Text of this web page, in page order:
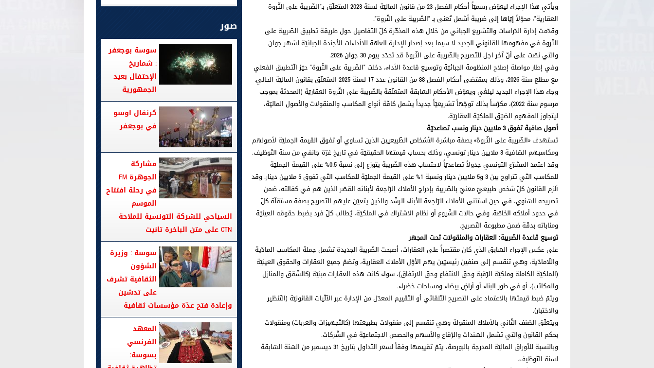
ويأتي هذا الإجراء ليعوّض رسميّاً أحكام الفصل 23 من قانون الماليّة لسنة 2023 المتعلّق بـ"الضّريبة على الثّروة
العقارية"، محوّلاً إيّاها إلى ضريبة أشمل تُعنى بـ "الضّريبة على الثّروة".
وقدّمت إدارة الدّراسات والتّشريع الجبائي من خلال هذه المذكّرة كلّ التّفاصيل حول طريقة تطبيق الضّريبة على
الثّروة في مفهومها القانوني الجديد لا سيما بعد إصدار الإدارة العامّة للاأداءات الأجندة الجبائيّة لشهر جوان
والتي نصّت على أنّ آخر اجل للتّصريح بالضّريبة على الثّروة قد تحدّد بيوم 30 جوان 2026.
وفي إطار مواصلة إصلاح المنظومة الجبائيّة وتوسيع قاعدة الأداء، دخلت "الضّريبة على الثّروة" حيّز الّتطبيق الفعلي
مع مطلع سنة 2026، وذلك بمقتضى أحكام الفصل 88 من القانون عدد 17 لسنة 2025 المتعلّق بقانون الماليّة الحالي.
وجاء هذا الإجراء الجديد ليلغي ويعوّض الأحكام السّابقة المتعلّقة بالضّريبة على الثّروة العقاريّة (المحدثة بموجب
مرسوم سنة 2022)، مكرّساً بذلك توجّهاً تشريعيّاً جديداً يشمل كافّة أنواع المكاسب والمنقولات والأصول الماليّة،
ليتجاوز المفهوم الضيّق للملكيّة العقاريّة.
أصول صافية تفوق 3 ملايين دينار ونسب تصاعديّة
تستهدف «الضّريبة على الثّروة» بصفة مباشرة الأشخاص الطّبيعيين الذين تساوي أو تفوق القيمة الجمليّة لأصولهم
ومكاسبهم الصّافية 3 ملايين دينار تونسي، وذلك بحساب قيمتها الحقيقيّة في تاريخ غرّة جانفي من سنة التّوظيف.
وقد اعتمد المشرّع التونسي جدولاً تصاعديّاً لاحتساب هذه الضّريبة يتوزع إلى نسبة 0.5% على القيمة الجمليّة
للمكاسب التّي تتراوح بين 3 و5 ملايين دينار ونسبة 1% على القيمة الجمليّة للمكاسب التّي تفوق 5 ملايين دينار. وقد
ألزم القانون كلّ شخص طبيعيّ معنيّ بالضّريبة بإدراج الأملاك الرّاجعة لأبنائه القصّر الذين هم في كفالته، ضمن
تصريحه السّنوي، في حين استثنى الأملاك الرّاجعة للأبناء الرشّد والذين يتعيّن عليهم التّصريح بصفة مستقلّة كلّ
في حدود أملاكه الخاصّة. وفي حالات الشّيوع أو نظام الاشتراك في الملكيّة، يُطالب كلّ فرد بضبط حقوقه العينيّة
ومناباته بدقّة ضمن مطبوعة التّصريح.
توسيع قاعدة الضّريبة: العقارات والمنقولات تحت المجهر
على عكس الإجراء السّابق الذي كان مقتصراً على العقارات، أصبحت الضّريبة الجديدة تشمل جملة المكاسب المادّية
واللّامادّية، وهي تنقسم إلى صنفين رئيسيّين يهم الأوّل الأملاك العقارية، وتضمّ جميع العقارات والحقوق العينيّة
(الملكيّة الكاملة وملكيّة الرّقبة وحقّ الانتفاع وحقّ الارتفاق)، سواء كانت هذه العقارات مبنيّة (كالشّقق والمنازل
والمكاتب)، أو في طور البناء أو أراضٍ بيضاء ومساحات خضراء.
ويتمّ ضبط قيمتها بالاعتماد على التصريح التّلقائي أو التّقييم المعدّل من الإدارة عبر الآلّيات القانونيّة (التّنظير
والاختبار).
ويتعلّق الصّنف الثّاني بالأملاك المنقولة وهي تنقسم إلى منقولات بطبيعتها (كالتّجهيزات والعربات) ومنقولات
بحكم القانون والتي تشمل السّندات والرّقاع والأسهم والحصص الاجتماعيّة في الشّركات.
وبالنسبة للأوراق الماليّة المدرجة بالبورصة، يتمّ تقييمها وفقاً لسعر التّداول بتاريخ 31 ديسمبر من السّنة السّابقة
لسنة التّوظيف.
صور
سوسة بوجعفر
: شماريخ
الإحتفال بعيد
الجمهورية
كرنفال اوسو
في بوجعفر
مشاركة
الجوهرة FM
في رحلة افتتاح
الموسم
السياحي للشركة التونسية للملاحة
CTN على متن الباخرة تانيت
سوسة : وزيرة
الشؤون
الثقافية تشرف
على تدشين
وإعادة فتح عدّة مؤسسات ثقافية
المعهد
الفرنسي
بسوسة: